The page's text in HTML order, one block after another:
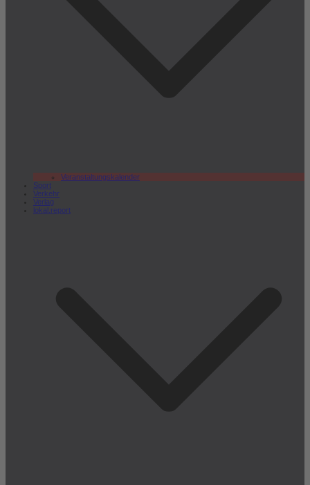
Veranstaltungskalender
Sport
Verkehr
Verlag
lokal.report